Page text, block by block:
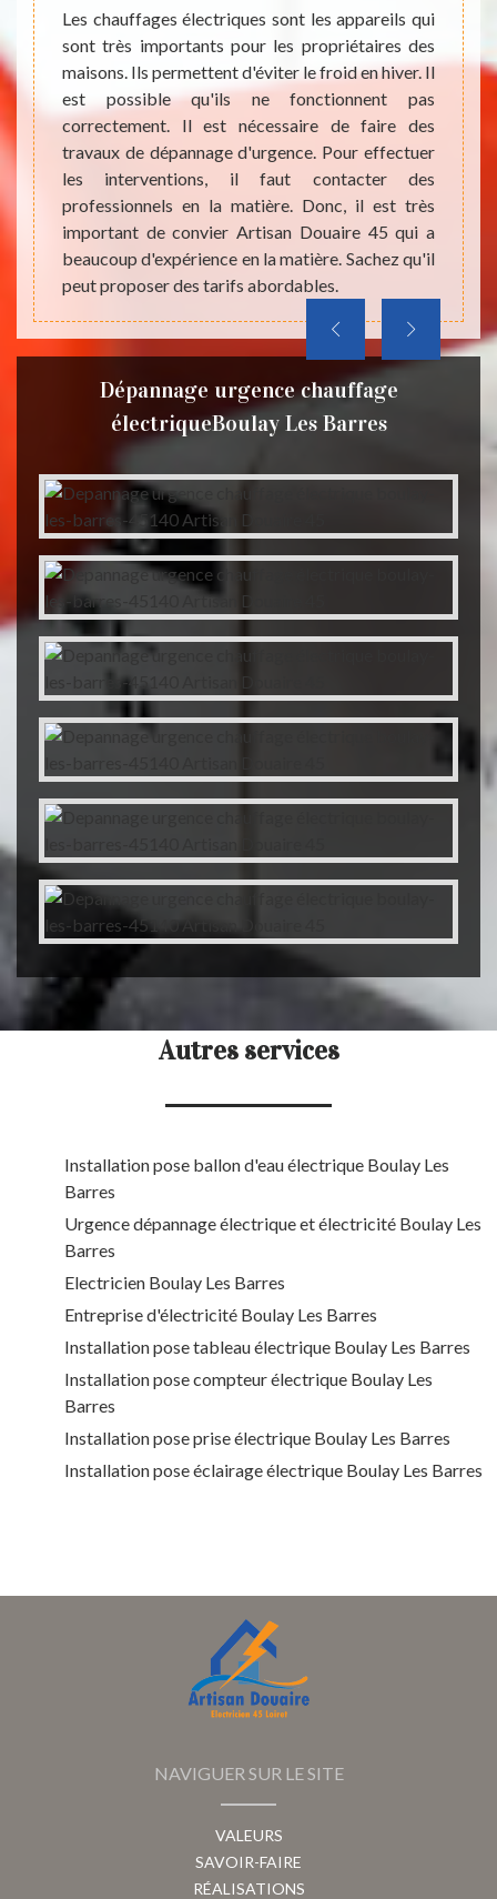
Les
il
ces
peut
et
Les chauffages électriques sont les appareils qui
sont très importants pour les propriétaires des
maisons. Ils permettent d'éviter le froid en hiver. Il
est possible qu'ils ne fonctionnent pas
correctement. Il est nécessaire de faire des
travaux de dépannage d'urgence. Pour effectuer
les interventions, il faut contacter des
professionnels en la matière. Donc, il est très
important de convier Artisan Douaire 45 qui a
beaucoup d'expérience en la matière. Sachez qu'il
peut proposer des tarifs abordables.
il est
du
faire
qui
Dépannage urgence chauffage
électriqueBoulay Les Barres
Autres services
Installation pose ballon d'eau électrique Boulay Les
Barres
Urgence dépannage électrique et électricité Boulay Les
Barres
Electricien Boulay Les Barres
Entreprise d'électricité Boulay Les Barres
Installation pose tableau électrique Boulay Les Barres
Installation pose compteur électrique Boulay Les
Barres
Installation pose prise électrique Boulay Les Barres
Installation pose éclairage électrique Boulay Les Barres
NAVIGUER SUR LE SITE
VALEURS
SAVOIR-FAIRE
RÉALISATIONS